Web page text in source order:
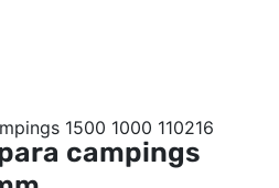
campings